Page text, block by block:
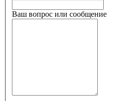
Ваш вопрос или сообщение